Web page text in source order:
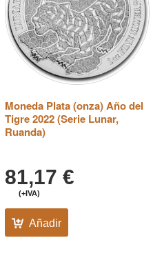
Moneda Plata (onza) Año del
Tigre 2022 (Serie Lunar,
Ruanda)
81,17 €
(+IVA)
Añadir